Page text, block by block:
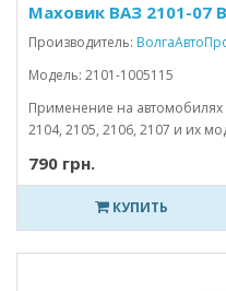
Маховик ВАЗ 2101-07
Производитель:
Модель: 2101-1005115
Применение на автомобилях
2104, 2105, 2106, 2107 и их
790 грн.
КУПИТЬ